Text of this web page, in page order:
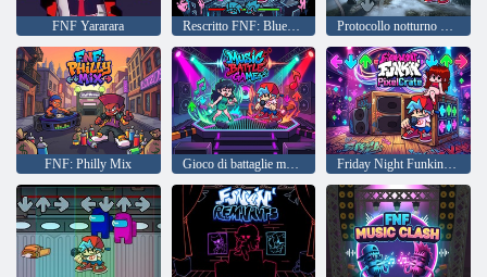
FNF Yararara Rescritto FNF: Blueballed Protocollo notturno FNF mod
FNF: Philly Mix Gioco di battaglie musicali Friday Night Funkin PixelCrate